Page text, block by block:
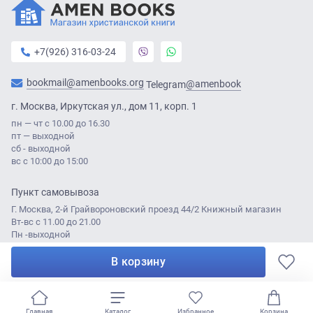
Главная Каталог Избранное Корзина
В корзину
Содержание
Слова благодарности
Благодарность от авторов
Сострадание — краеугольный камень
Внимательно наблюдайте
Поддерживайте здоровую биохимию мозга
О медикаментах
О терапии
Распространенные преграды на пути к привязанности
Воспитание ребенка — это принятие сбалансированных
решений
Пожизненное посвящение
Начало жизни вашего ребенка
Первый год жизни
+7(926) 316-03-24
bookmail@amenbooks.org Telegram@amenbook
г. Москва, Иркутская ул., дом 11, корп. 1
пн — чт с 10.00 до 16.30
пт — выходной
сб - выходной
вс с 10:00 до 15:00
Пункт самовывоза
Г. Москва, 2-й Грайвороновский проезд 44/2 Книжный магазин
Вт-вс с 11.00 до 21.00
Пн -выходной
Разработка сайта: Лабаротория ДА